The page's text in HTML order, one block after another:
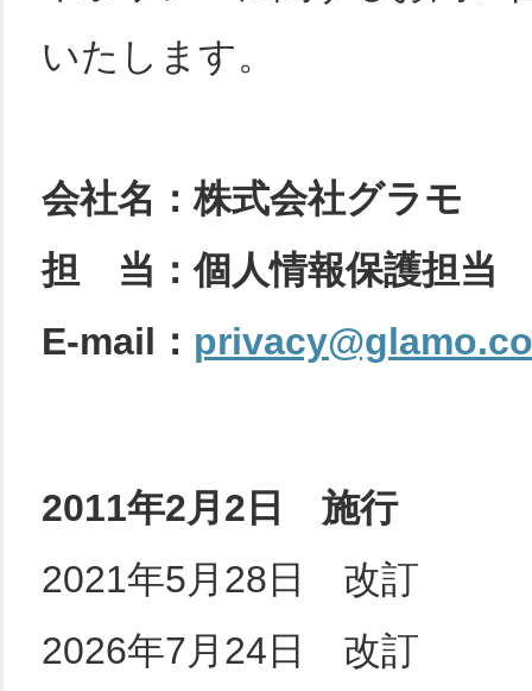
いたします。
会社名：株式会社グラモ
担 当：個人情報保護担当
E-mail：
2011年2月2日 施行
2021年5月28日 改訂
2026年7月24日 改訂